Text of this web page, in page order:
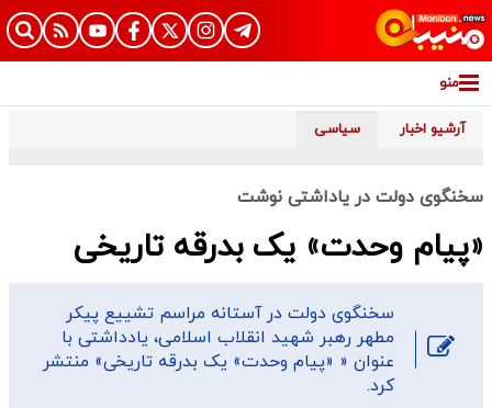
منو
آرشیو اخبار سیاسی
سخنگوی دولت در یاداشتی نوشت
«پیام وحدت» یک بدرقه تاریخی
سخنگوی دولت در آستانه مراسم تشییع پیکر
مطهر رهبر شهید انقلاب اسلامی، یادداشتی با
عنوان « «پیام وحدت» یک بدرقه تاریخی» منتشر
کرد.